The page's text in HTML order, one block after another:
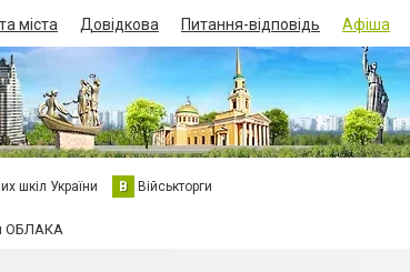
міста Довідкова Питання-відповідь Афіша
шкіл України В Військторги
ОБЛАКА